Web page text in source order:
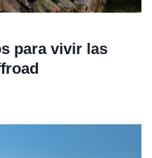
para vivir las